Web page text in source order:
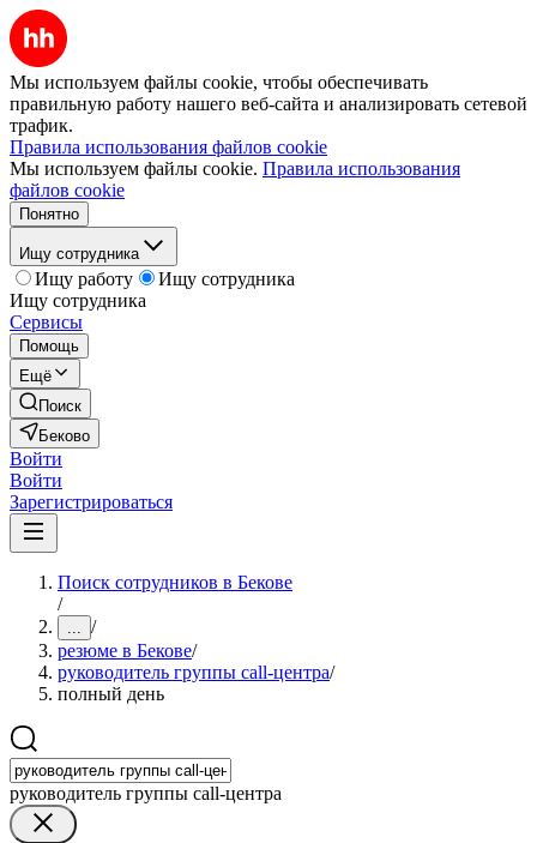
Мы используем файлы cookie, чтобы обеспечивать
правильную работу нашего веб-сайта и анализировать сетевой
трафик.
Правила использования файлов cookie
Мы используем файлы cookie. Правила использования
файлов cookie
Понятно
Ищу сотрудника
Ищу работу
Ищу сотрудника
Ищу сотрудника
Сервисы
Помощь
Ещё
Поиск
Беково
Войти
Войти
Зарегистрироваться
Поиск сотрудников в Бекове
/
... /
резюме в Бекове/
руководитель группы call-центра/
полный день
руководитель группы call-центра